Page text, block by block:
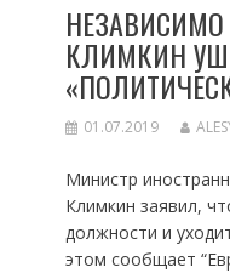
КЛИМКИН
01.07.2019
Министр
Климкин заявил,
должности и
этом сообщает